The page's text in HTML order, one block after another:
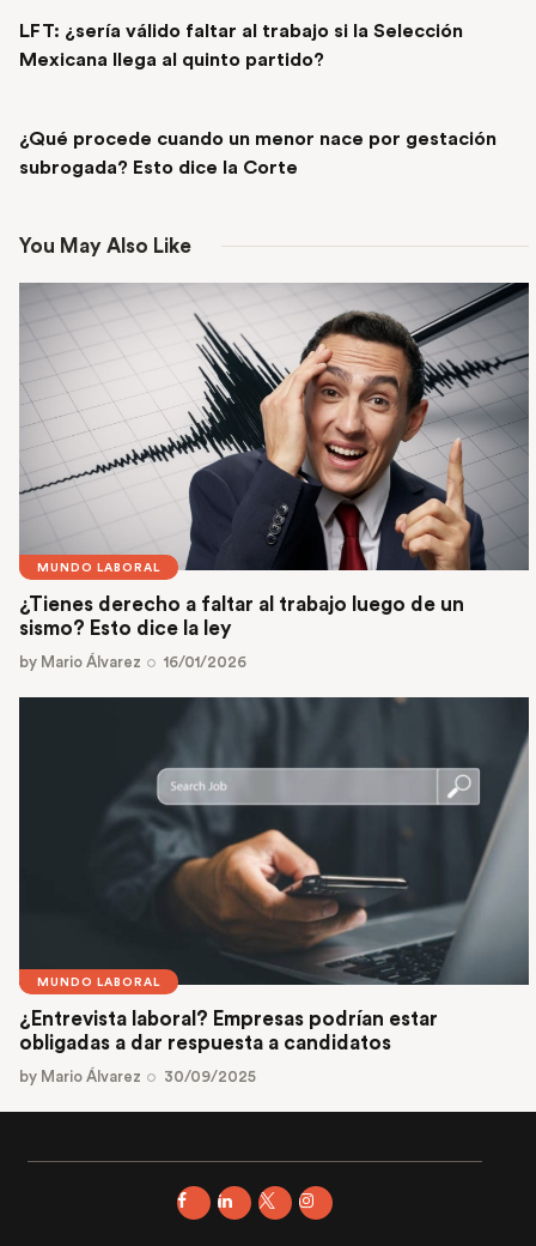
LFT: ¿sería válido faltar al trabajo si la Selección
Mexicana llega al quinto partido?
¿Qué procede cuando un menor nace por gestación
subrogada? Esto dice la Corte
You May Also Like
MUNDO LABORAL
¿Tienes derecho a faltar al trabajo luego de un
sismo? Esto dice la ley
by Mario Álvarez 16/01/2026
MUNDO LABORAL
¿Entrevista laboral? Empresas podrían estar
obligadas a dar respuesta a candidatos
by Mario Álvarez 30/09/2025